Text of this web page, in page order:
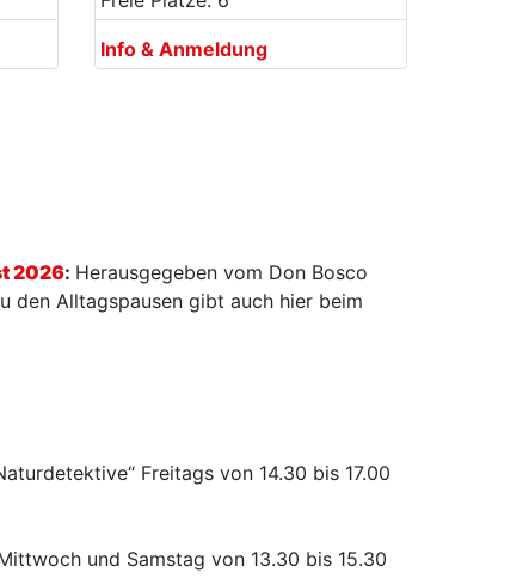
Info & Anmeldung
2026: Herausgegeben vom Don Bosco
den Alltagspausen gibt auch hier beim
Freitags von 14.30 bis 17.00
und Samstag von 13.30 bis 15.30